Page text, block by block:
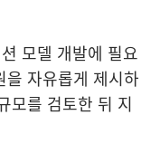
모델 개발에 필요
자유롭게 제시하
모를 검토한 뒤 지